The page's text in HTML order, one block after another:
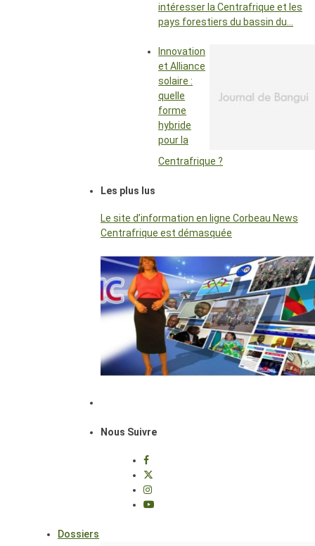
intéresser la Centrafrique et les
pays forestiers du bassin du…
Innovation
et Alliance
solaire :
quelle
forme
hybride
pour la
Centrafrique ?
Les plus lus
Le site d’information en ligne Corbeau News
Centrafrique est démasquée
Nous Suivre
Dossiers